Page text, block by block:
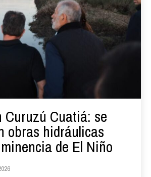
Curuzú Cuatiá: se
obras hidráulicas
de El Niño